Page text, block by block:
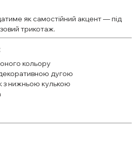
як самостійний акцент — під
трикотаж.
кольору
декоративною дугою
з нижньою кулькою